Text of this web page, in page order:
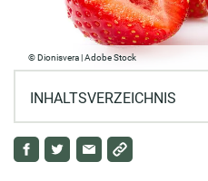
© Dionisvera | Adobe Stock
INHALTSVERZEICHNIS
Seit jeher hoch